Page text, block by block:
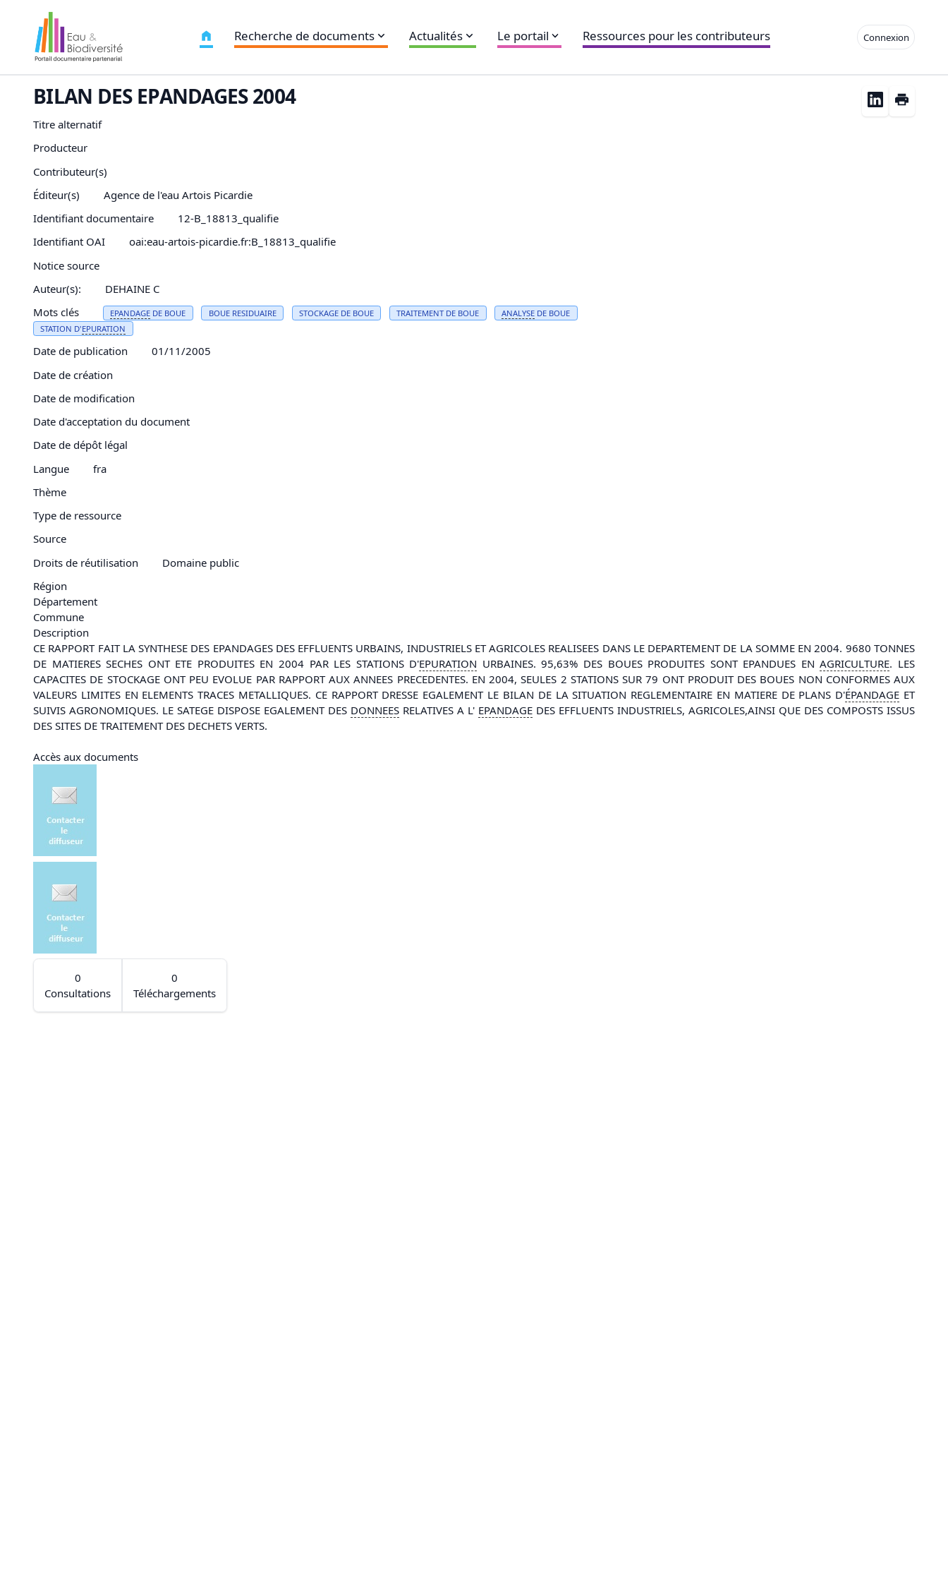
Connexion
Recherche de documents Actualités Le portail Ressources pour les contributeurs
BILAN DES EPANDAGES 2004
Titre alternatif
Producteur
Contributeur(s)
Éditeur(s)
Agence de l'eau Artois Picardie
Identifiant documentaire
12-B_18813_qualifie
Identifiant OAI
oai:eau-artois-picardie.fr:B_18813_qualifie
Notice source
Auteur(s):
DEHAINE C
Mots clés
EPANDAGE DE BOUE BOUE RESIDUAIRE STOCKAGE DE BOUE TRAITEMENT DE BOUE ANALYSE DE BOUE
STATION D'EPURATION
Date de publication
01/11/2005
Date de création
Date de modification
Date d'acceptation du document
Date de dépôt légal
Langue
fra
Thème
Type de ressource
Source
Droits de réutilisation
Domaine public
Région
Département
Commune
Description
CE RAPPORT FAIT LA SYNTHESE DES EPANDAGES DES EFFLUENTS URBAINS, INDUSTRIELS ET AGRICOLES REALISEES DANS LE DEPARTEMENT DE LA SOMME EN 2004. 9680 TONNES
DE MATIERES SECHES ONT ETE PRODUITES EN 2004 PAR LES STATIONS D'EPURATION URBAINES. 95,63% DES BOUES PRODUITES SONT EPANDUES ENAGRICULTURE. LES
CAPACITES DE STOCKAGE ONT PEU EVOLUE PAR RAPPORT AUX ANNEES PRECEDENTES. EN 2004, SEULES 2 STATIONS SUR 79 ONT PRODUIT DES BOUES NON CONFORMES AUX
VALEURS LIMITES EN ELEMENTS TRACES METALLIQUES. CE RAPPORT DRESSE EGALEMENT LE BILAN DE LA SITUATION REGLEMENTAIRE EN MATIERE DE PLANS D'ÉPANDAGE ET
SUIVIS AGRONOMIQUES. LE SATEGE DISPOSE EGALEMENT DES DONNEES RELATIVES A L' EPANDAGE DES EFFLUENTS INDUSTRIELS, AGRICOLES,AINSI QUE DES COMPOSTS ISSUS
DES SITES DE TRAITEMENT DES DECHETS VERTS.
Accès aux documents
0
Consultations
0
Téléchargements